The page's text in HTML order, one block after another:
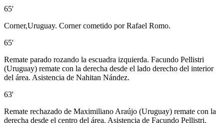
65'
Corner,Uruguay. Corner cometido por Rafael Romo.
65'
Remate parado rozando la escuadra izquierda. Facundo Pellistri
(Uruguay) remate con la derecha desde el lado derecho del interior
del área. Asistencia de Nahitan Nández.
63'
Remate rechazado de Maximiliano Araújo (Uruguay) remate con la
derecha desde el centro del área. Asistencia de Facundo Pellistri.